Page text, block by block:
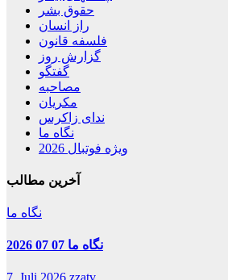
حقوق بشر
راز انسان
فلسفه قانون
گزارش روز
گفتگو
مصاحبه
مکریان
ندای زاکرس
نگاه ما
ویژه فوتبال 2026
آخرین مطالب
نگاه ما
نگاه ما 07 07 2026
7. Juli 2026 zzatv